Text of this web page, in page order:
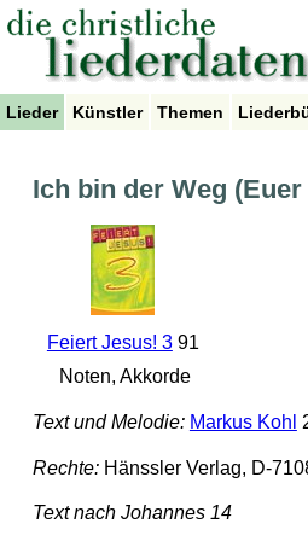
Lieder Künstler Themen
Ich bin der Weg
Feiert Jesus! 391
Noten, Akkorde
Text und Melodie: Markus Kohl
Rechte:Hänssler Verlag, D-
Text nach Johannes 14